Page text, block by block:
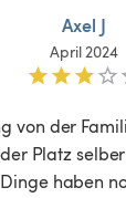
Axel J
April 2024
von der
Platz
haben